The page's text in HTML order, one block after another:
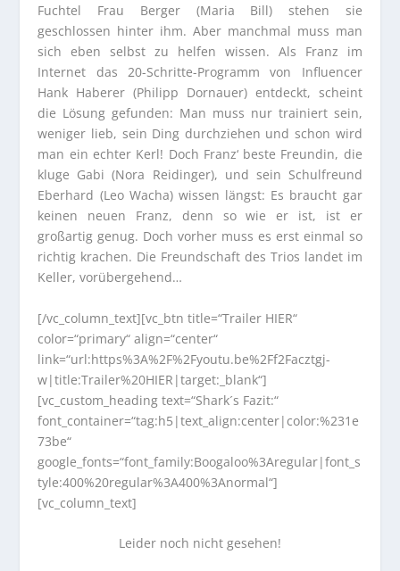
Fuchtel Frau Berger (Maria Bill) stehen sie
geschlossen hinter ihm. Aber manchmal muss man
sich eben selbst zu helfen wissen. Als Franz im
Internet das 20-Schritte-Programm von Influencer
Hank Haberer (Philipp Dornauer) entdeckt, scheint
die Lösung gefunden: Man muss nur trainiert sein,
weniger lieb, sein Ding durchziehen und schon wird
man ein echter Kerl! Doch Franz‘ beste Freundin, die
kluge Gabi (Nora Reidinger), und sein Schulfreund
Eberhard (Leo Wacha) wissen längst: Es braucht gar
keinen neuen Franz, denn so wie er ist, ist er
großartig genug. Doch vorher muss es erst einmal so
richtig krachen. Die Freundschaft des Trios landet im
Keller, vorübergehend…
[/vc_column_text][vc_btn title=“Trailer HIER“
color=“primary“ align=“center“
link=“url:https%3A%2F%2Fyoutu.be%2Ff2Facztgj-
w|title:Trailer%20HIER|target:_blank“]
[vc_custom_heading text=“Shark´s Fazit:“
font_container=“tag:h5|text_align:center|color:%231e
73be“
google_fonts=“font_family:Boogaloo%3Aregular|font_s
tyle:400%20regular%3A400%3Anormal“]
[vc_column_text]
Leider noch nicht gesehen!